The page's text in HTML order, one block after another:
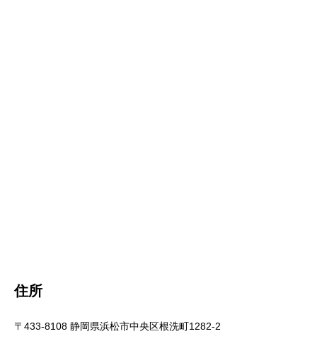
住所
〒433-8108 静岡県浜松市中央区根洗町1282-2